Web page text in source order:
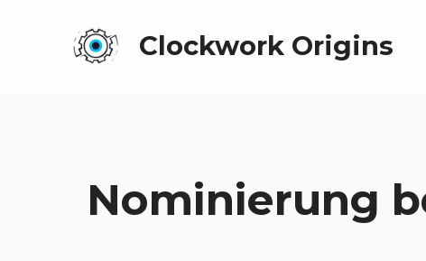
Clockwork Origins
Nominierung